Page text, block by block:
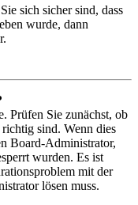
sich sicher sind, dass
wurde, dann
Prüfen Sie zunächst, ob
sind. Wenn dies
Board-Administrator,
wurden. Es ist
mit der
lösen muss.